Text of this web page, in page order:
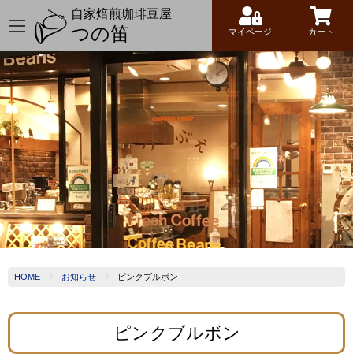
自家焙煎珈琲豆屋
つの笛 マイページ カート
HOME お知らせ ピンクブルボン
ピンクブルボン